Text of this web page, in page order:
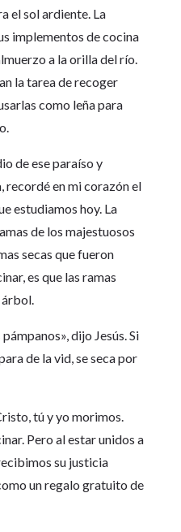
el sol ardiente. La
implementos de cocina
a la orilla del río.
la tarea de recoger
como leña para
de ese paraíso y
recordé en mi corazón el
estudiamos hoy. La
de los majestuosos
secas que fueron
es que las ramas
árbol.
dijo Jesús. Si
de la vid, se seca por
tú y yo morimos.
Pero al estar unidos a
su justicia
un regalo gratuito de